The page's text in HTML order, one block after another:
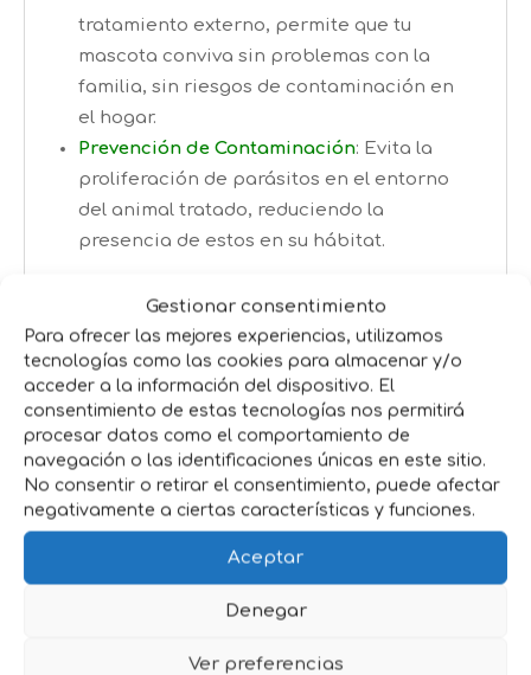
Gestionar consentimiento
Para ofrecer las mejores experiencias, utilizamos
tecnologías como las cookies para almacenar y/o
acceder a la información del dispositivo. El
consentimiento de estas tecnologías nos permitirá
procesar datos como el comportamiento de
navegación o las identificaciones únicas en este sitio.
No consentir o retirar el consentimiento, puede afectar
negativamente a ciertas características y funciones.
Aceptar
Denegar
Ver preferencias
tratamiento externo, permite que tu
mascota conviva sin problemas con la
familia, sin riesgos de contaminación en
el hogar.
Prevención de Contaminación: Evita la
proliferación de parásitos en el entorno
del animal tratado, reduciendo la
presencia de estos en su hábitat.
¿Qué Parásitos Elimina y Repele?
Flebotomos: Protege contra la transmisión
de la leishmaniosis.
Garrapatas Actúa contra diversas
especies de garrapatas como
Rhipicephalus spp.yIxodes spp.
Mosquitos
Protege contra picaduras de
mosquitos transmisores de enfermedades.
Eficaz frente a infestaciones por
Elimina las pulgas y previene
futuras infestaciones.